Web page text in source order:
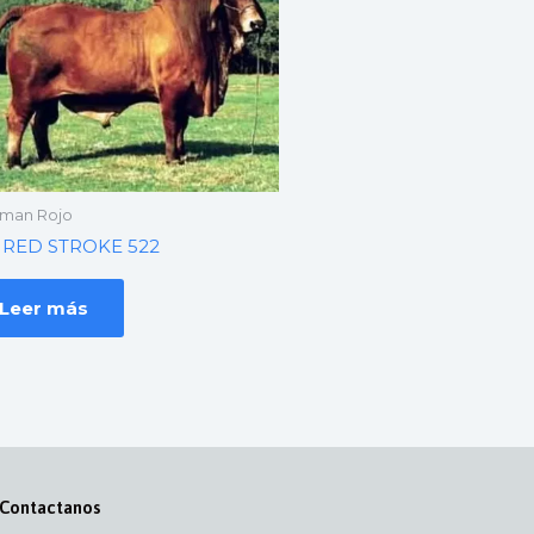
Rojo
RED STROKE 522
Leer más
Contactanos